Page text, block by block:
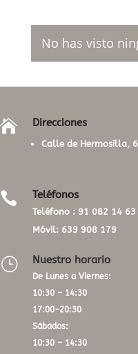
No has visto
 Direcciones
Calle de Hermosilla,
 Teléfonos
Teléfono : 91 082 14 63
Móvil: 639 908 179
} Nuestro horario
De Lunes a Viernes:
10:30 – 14:30
17:00-20:30
Sábados:
10:30 – 14:30